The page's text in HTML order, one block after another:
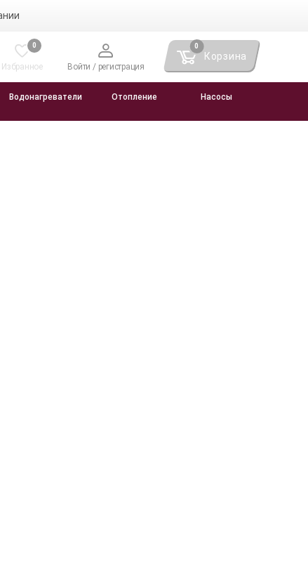
0
Избранное Войти / регистрация
0
Корзина
Водонагреватели Отопление Насосы